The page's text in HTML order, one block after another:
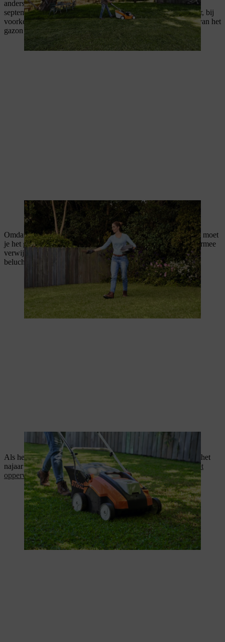
anders dan bij de algemenegazonbemesting. Ongeveer in
september bemest je het gazon voor de laatste keer van het jaar, bij
voorkeur met een kaliumrijke meststof die de winterhardheid van het
gazon verbetert en ziektes voorkomt.
Meststof voorziet het gazon in de schaduw van voldoende
voedingsstoffen
Omdat vooral in gazons in de schaduw vaak mos aanwezig is, moet
je het gazon eenmaal per jaar in het voorjaarverticuteren. Hiermee
verwijder je ongewenste aangroei en zorg je voor een betere
beluchting van de bodem.
Door het verticuteren wordt mos van het gazon verwijderd
Als het gazon in de schaduw onder loofbomen ligt, moet je in het
najaar een tot twee keer per week de gevallen
bladeren van het
oppervlak verwijderen
om de luchtcirculatie te verbeteren.